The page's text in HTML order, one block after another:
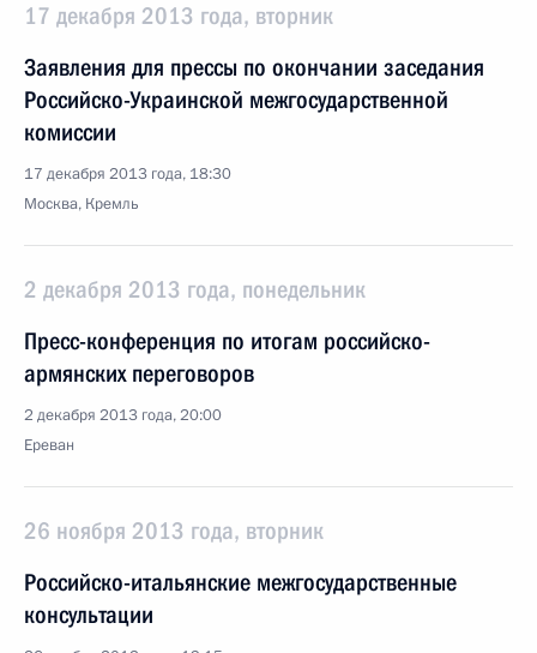
17 декабря 2013 года, вторник
Заявления для прессы по окончании заседания
Российско-Украинской межгосударственной
комиссии
17 декабря 2013 года, 18:30
Москва, Кремль
2 декабря 2013 года, понедельник
Пресс-конференция по итогам российско-
армянских переговоров
2 декабря 2013 года, 20:00
Ереван
26 ноября 2013 года, вторник
Российско-итальянские межгосударственные
консультации